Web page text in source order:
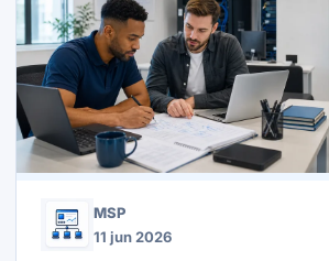
MSP
11 jun 2026